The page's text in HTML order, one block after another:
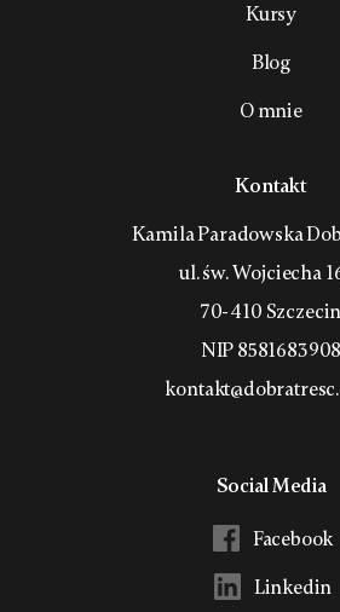
Kursy
Blog
O mnie
Kontakt
Kamila Paradowska
ul. św. Wojciecha
70-410 Szczecin
NIP 8581683908
Social Media
Facebook
Linkedin